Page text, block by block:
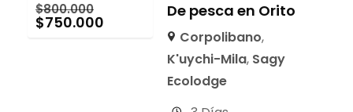
$800.000
$750.000
De pesca en Orito
Corpolibano,
K'uychi-Mila, Sagy
Ecolodge